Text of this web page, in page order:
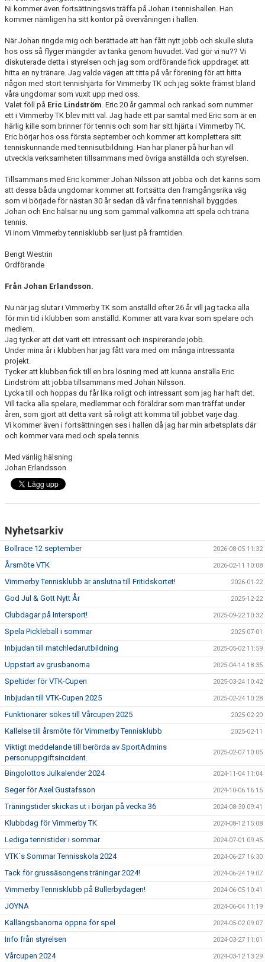
Ni kommer även fortsättningsvis träffa på Johan i tennishallen. Han
kommer nämligen ha sitt kontor på övervåningen i hallen.
När Johan ringde mig och berättade att han fått nytt jobb och skulle sluta
hos oss så flyger mängder av tanka genom huvudet. Vad gör vi nu?? Vi
diskuterade detta i styrelsen och jag som ordförande fick uppdraget att
hitta en ny tränare. Jag valde vägen att titta på vår förening för att hitta
någon med stort tennishjärta för Vimmerby TK och jag sökte främst bland
våra ungdomar som vuxit upp med oss.
Valet föll på Eric Lindström. Eric 20 år gammal och rankad som nummer
ett i Vimmerby TK blev mitt val. Jag hade ett par samtal med Eric som är en
härlig kille som brinner för tennis och som har sitt hjärta i Vimmerby TK.
Eric börjar hos oss första september och kommer att komplettera sitt
tenniskunnande med tennisutbildning. Han har planer på hur han vill
utveckla verksamheten tillsammans med övriga anställda och styrelsen.
Tillsammans med Eric kommer Johan Nilsson att jobba och det känns som
att dessa båda ungdomar kommer att fortsätta den framgångsrika väg
som vi började för nästan 30 år sedan då vår fina tennishall byggdes.
Johan och Eric hälsar nu ung som gammal välkomna att spela och träna
tennis.
Vi inom Vimmerby tennisklubb ser ljust på framtiden.
Bengt Westrin
Ordförande
Från Johan Erlandsson.
Nu när jag slutar i Vimmerby TK som anställd efter 26 år vill jag tacka alla
för min tid i klubben som anställd. Kommer att vara kvar som spelare och
medlem.
Jag tycker att det varit ett intressant och inspirerande jobb.
Under mina år i klubben har jag fått vara med om många intressanta
projekt.
Tycker att klubben fick till en bra lösning med att kunna anställa Eric
Lindström att jobba tillsammans med Johan Nilsson.
Lycka till och hoppas du får lika roligt och intressant som jag har haft det.
Vill tacka alla spelare, medlemmar och föräldrar som man träffat under
åren, som gjort att detta varit så roligt att komma till jobbet varje dag.
Vi kommer även i fortsättningen ses i hallen då jag har min arbetsplats där
och kommer vara med och spela tennis.
Med vänlig hälsning
Johan Erlandsson
Nyhetsarkiv
Bollrace 12 september 2026-08-05 11:32
Årsmöte VTK 2026-02-11 10:08
Vimmerby Tennisklubb är anslutna till Fritidskortet! 2026-01-22
God Jul & Gott Nytt År 2025-12-22
Clubdagar på Intersport! 2025-09-22 10:32
Spela Pickleball i sommar 2025-07-01
Inbjudan till matchledarutbildning 2025-05-02 11:59
Uppstart av grusbanorna 2025-04-14 18:35
Speltider för VTK-Cupen 2025-03-24 10:42
Inbjudan till VTK-Cupen 2025 2025-02-24 10:28
Funktionärer sökes till Vårcupen 2025 2025-02-20
Kallelse till årsmöte för Vimmerby Tennisklubb 2025-02-11
Viktigt meddelande till berörda av SportAdmins
personuppgiftsincident.
2025-02-07 10:05
Bingolottos Julkalender 2024 2024-11-04 11:04
Seger för Axel Gustafsson 2024-10-06 16:15
Träningstider skickas ut i början på vecka 36 2024-08-30 09:41
Klubbdag för Vimmerby TK 2024-08-12 15:08
Lediga tennistider i sommar 2024-07-01 09:45
VTK´s Sommar Tennisskola 2024 2024-06-27 16:30
Tack för grussäsongens träningar 2024! 2024-06-24 19:07
Vimmerby Tennisklubb på Bullerbydagen! 2024-06-05 10:41
JOYNA 2024-06-04 11:19
Källängsbanorna öppna för spel 2024-05-02 09:07
Info från styrelsen 2024-03-27 11:01
Vårcupen 2024 2024-03-12 13:29